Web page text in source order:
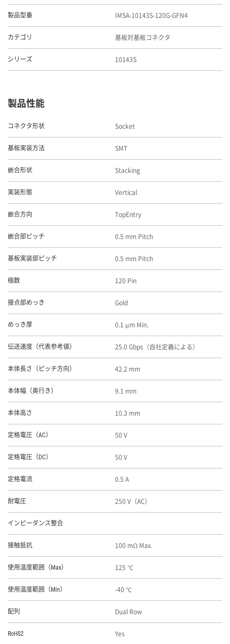
製品型番 IMSA-10143S-120G-GFN4
カテゴリ 基板対基板コネクタ
シリーズ 10143S
製品性能
コネクタ形状 Socket
基板実装方法 SMT
嵌合形状 Stacking
実装形態 Vertical
嵌合方向 TopEntry
嵌合部ピッチ 0.5 mm Pitch
基板実装部ピッチ 0.5 mm Pitch
極数 120 Pin
接点部めっき Gold
めっき厚 0.1 μm Min.
伝送速度（代表参考値） 25.0 Gbps（自社定義による）
本体長さ（ピッチ方向） 42.2 mm
本体幅（奥行き） 9.1 mm
本体高さ 10.3 mm
定格電圧（AC） 50 V
定格電圧（DC） 50 V
定格電流 0.5 A
耐電圧 250 V（AC）
インピーダンス整合
接触抵抗 100 mΩ Max.
使用温度範囲（Max） 125 ℃
使用温度範囲（Min） -40 ℃
配列 Dual Row
RoHS2 Yes